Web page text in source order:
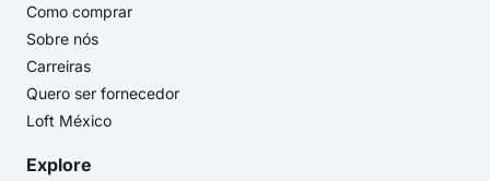
Como comprar
Sobre nós
Carreiras
Quero ser fornecedor
Loft México
Explore